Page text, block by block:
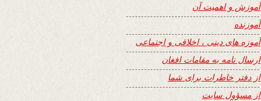
آموزش و اهمیت آن
آموزنده
آموزه های دینی ، اخلاقی و اجتماعی
ارسال نامه به مقامات افغان
از دفتر خاطرات برای شما
از مسؤول سایت